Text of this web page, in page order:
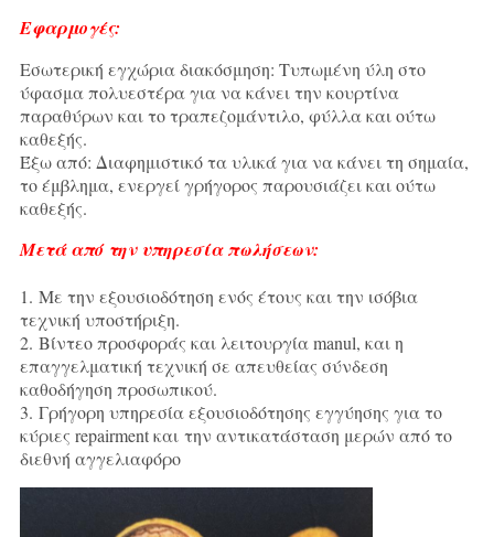
Εφαρμογές:
Εσωτερική εγχώρια διακόσμηση: Τυπωμένη ύλη στο
ύφασμα πολυεστέρα για να κάνει την κουρτίνα
παραθύρων και το τραπεζομάντιλο, φύλλα και ούτω
καθεξής.
Έξω από: Διαφημιστικό τα υλικά για να κάνει τη σημαία,
το έμβλημα, ενεργεί γρήγορος παρουσιάζει και ούτω
καθεξής.
Μετά από την υπηρεσία πωλήσεων:
1. Με την εξουσιοδότηση ενός έτους και την ισόβια
τεχνική υποστήριξη.
2. Βίντεο προσφοράς και λειτουργία manul, και η
επαγγελματική τεχνική σε απευθείας σύνδεση
καθοδήγηση προσωπικού.
3. Γρήγορη υπηρεσία εξουσιοδότησης εγγύησης για το
κύριες repairment και την αντικατάσταση μερών από το
διεθνή αγγελιαφόρο